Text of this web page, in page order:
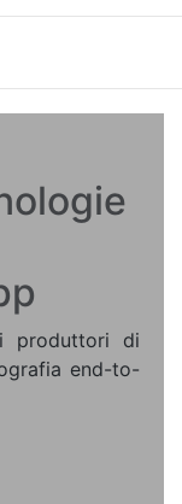
produttori di
end-to-